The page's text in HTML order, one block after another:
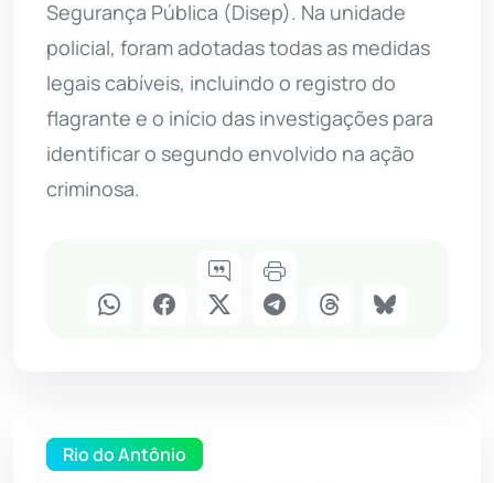
Segurança Pública (Disep). Na unidade
policial, foram adotadas todas as medidas
legais cabíveis, incluindo o registro do
flagrante e o início das investigações para
identificar o segundo envolvido na ação
criminosa.
Rio do Antônio